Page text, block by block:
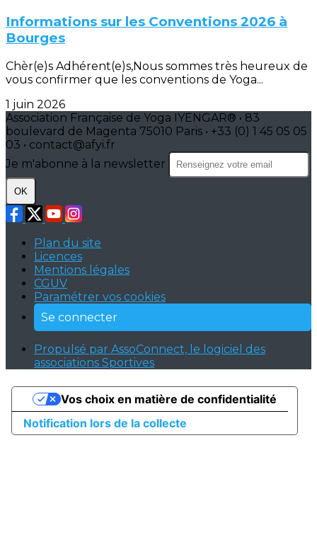
Informations sur les Conventions 2026 à
Bourges
Chèr(e)s Adhérent(e)s,Nous sommes très heureux de
vous confirmer que les conventions de Yoga...
1 juin 2026
Association Française de Yoga IYENGAR® • 83
boulevard de Magenta 75010 Paris • +33 (0) 1 45 05 05
03 • contact@afyi.fr
Je m'abonne à la newsletter
OK
Plan du site
Licences
Mentions légales
CGUV
Paramétrer vos cookies
Se connecter
Propulsé par AssoConnect, le logiciel des
associations Sportives
Notification lors de la collecte
Vos choix en matière de confidentialité